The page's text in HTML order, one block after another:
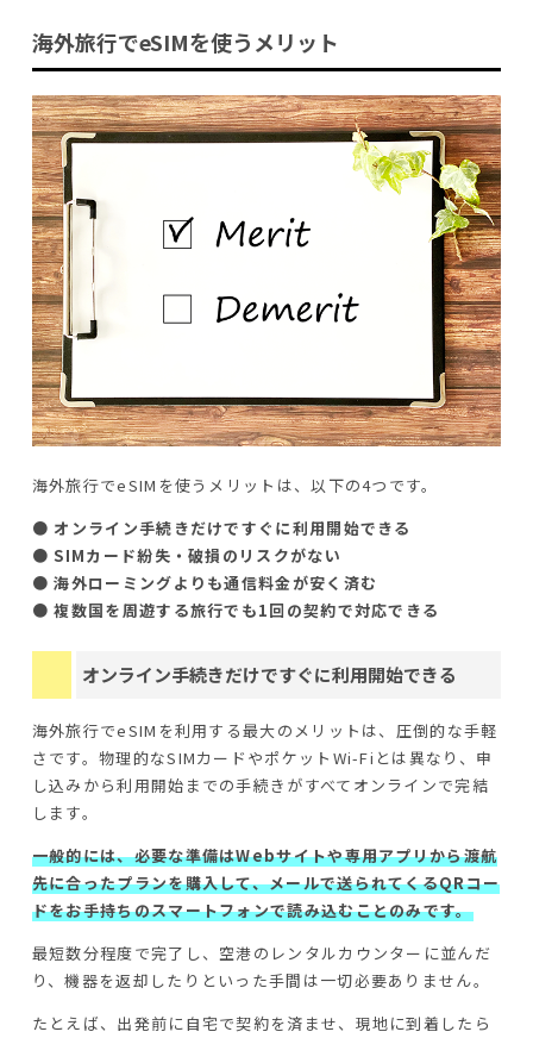
海外旅行でeSIMを使うメリット
海外旅行でeSIMを使うメリットは、以下の4つです。
● オンライン手続きだけですぐに利用開始できる
● SIMカード紛失・破損のリスクがない
● 海外ローミングよりも通信料金が安く済む
● 複数国を周遊する旅行でも1回の契約で対応できる
オンライン手続きだけですぐに利用開始できる
海外旅行でeSIMを利用する最大のメリットは、圧倒的な手軽
さです。物理的なSIMカードやポケットWi-Fiとは異なり、申
し込みから利用開始までの手続きがすべてオンラインで完結
します。
一般的には、必要な準備はWebサイトや専用アプリから渡航
先に合ったプランを購入して、メールで送られてくるQRコー
ドをお手持ちのスマートフォンで読み込むことのみです。
最短数分程度で完了し、空港のレンタルカウンターに並んだ
り、機器を返却したりといった手間は一切必要ありません。
たとえば、出発前に自宅で契約を済ませ、現地に到着したら